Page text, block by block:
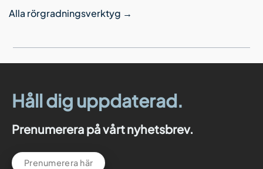
Alla rörgradningsverktyg →
Håll dig uppdaterad.
Prenumerera på vårt nyhetsbrev.
Prenumerera här